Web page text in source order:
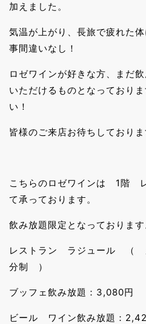
加えました。
気温が上がり、長旅で疲れた
事間違いなし！
ロゼワインが好きな方、まだ
いただけるものとなっており
い！
皆様のご来店お待ちしておりま
こちらのロゼワインは 1階
て承っております。
飲み放題限定となっております
レストラン ラジュール （
分制 ）
ブッフェ飲み放題：3,080
ビール ワイン飲み放題：